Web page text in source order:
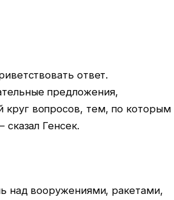
ответ.
предложения,
вопросов, тем, по которым
Генсек.
над вооружениями, ракетами,